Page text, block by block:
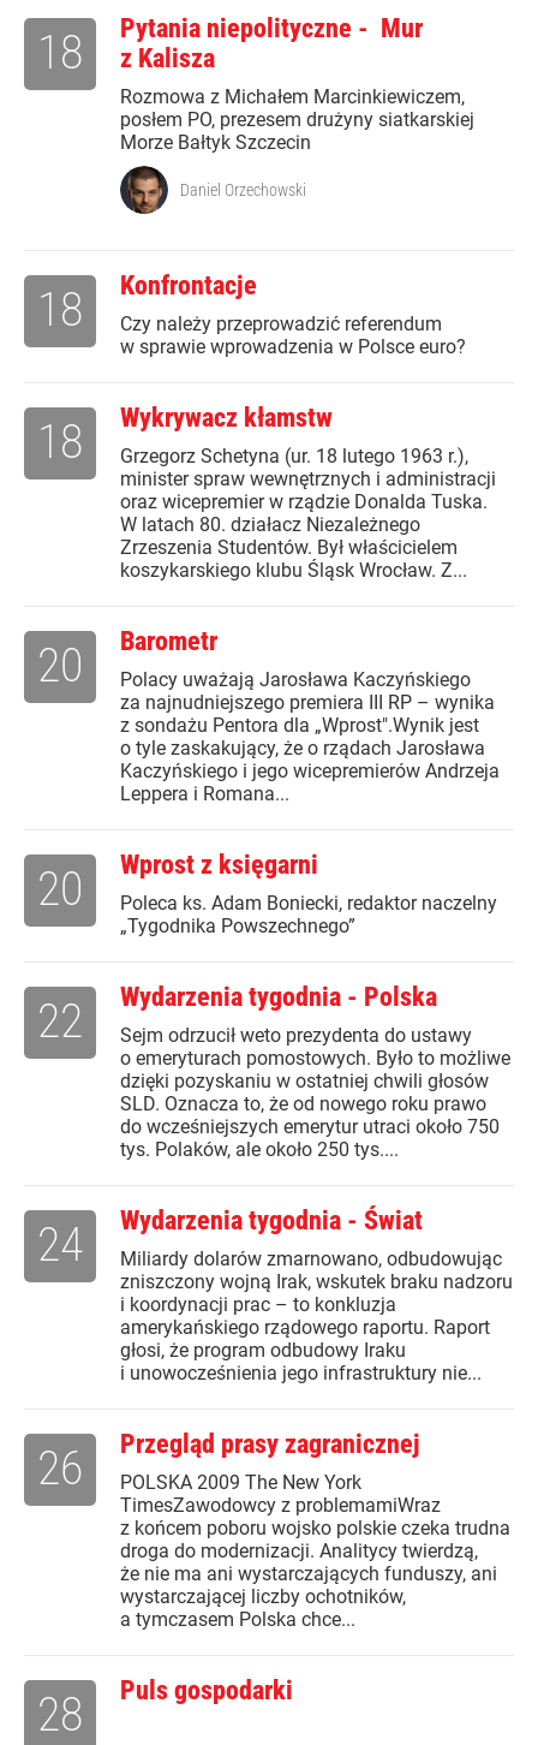
Pytania niepolityczne - Mur
z Kalisza
Rozmowa z Michałem Marcinkiewiczem,
posłem PO, prezesem drużyny siatkarskiej
Morze Bałtyk Szczecin
18
Daniel Orzechowski
Konfrontacje
Czy należy przeprowadzić referendum
w sprawie wprowadzenia w Polsce euro?
18
Wykrywacz kłamstw
Grzegorz Schetyna (ur. 18 lutego 1963 r.),
minister spraw wewnętrznych i administracji
oraz wicepremier w rządzie Donalda Tuska.
W latach 80. działacz Niezależnego
Zrzeszenia Studentów. Był właścicielem
koszykarskiego klubu Śląsk Wrocław. Z...
18
Barometr
Polacy uważają Jarosława Kaczyńskiego
za najnudniejszego premiera III RP – wynika
z sondażu Pentora dla „Wprost".Wynik jest
o tyle zaskakujący, że o rządach Jarosława
Kaczyńskiego i jego wicepremierów Andrzeja
Leppera i Romana...
20
Wprost z księgarni
Poleca ks. Adam Boniecki, redaktor naczelny
„Tygodnika Powszechnego”
20
Wydarzenia tygodnia - Polska
Sejm odrzucił weto prezydenta do ustawy
o emeryturach pomostowych. Było to możliwe
dzięki pozyskaniu w ostatniej chwili głosów
SLD. Oznacza to, że od nowego roku prawo
do wcześniejszych emerytur utraci około 750
tys. Polaków, ale około 250 tys....
22
Wydarzenia tygodnia - Świat
Miliardy dolarów zmarnowano, odbudowując
zniszczony wojną Irak, wskutek braku nadzoru
i koordynacji prac – to konkluzja
amerykańskiego rządowego raportu. Raport
głosi, że program odbudowy Iraku
i unowocześnienia jego infrastruktury nie...
24
Przegląd prasy zagranicznej
POLSKA 2009 The New York
TimesZawodowcy z problemamiWraz
z końcem poboru wojsko polskie czeka trudna
droga do modernizacji. Analitycy twierdzą,
że nie ma ani wystarczających funduszy, ani
wystarczającej liczby ochotników,
a tymczasem Polska chce...
26
Puls gospodarki
28